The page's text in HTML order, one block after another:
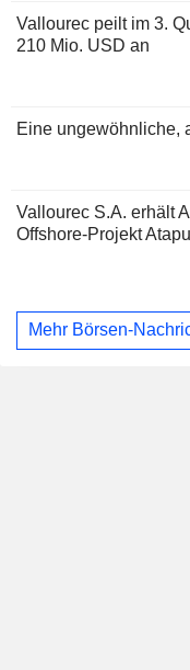
Vallourec peilt im 3.
210 Mio. USD an
Eine ungewöhnliche,
Vallourec S.A. erhält
Offshore-Projekt
Mehr Börsen-